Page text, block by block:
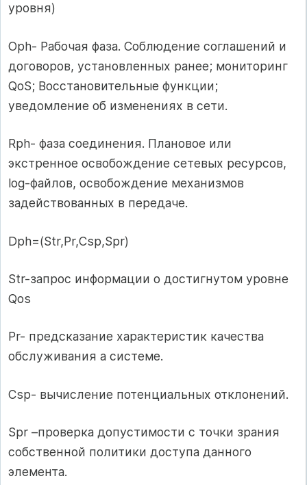
уровня)
Oph- Рабочая фаза. Соблюдение соглашений и
договоров, установленных ранее; мониторинг
QoS; Восстановительные функции;
уведомление об изменениях в сети.
Rph- фаза соединения. Плановое или
экстренное освобождение сетевых ресурсов,
log-файлов, освобождение механизмов
задействованных в передаче.
Dph=(Str,Pr,Csp,Spr)
Str-запрос информации о достигнутом уровне
Qos
Pr- предсказание характеристик качества
обслуживания а системе.
Csp- вычисление потенциальных отклонений.
Spr –проверка допустимости с точки зрания
собственной политики доступа данного
элемента.